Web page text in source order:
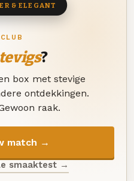
?
box met stevige
ontdekkingen.
raak.
match →
smaaktest →
& ELEGANT